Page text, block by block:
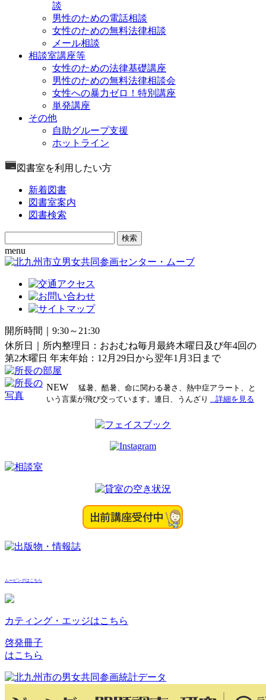
談
男性のための電話相談
女性のための無料法律相談
メール相談
相談室講座等
女性のための法律基礎講座
男性のための無料法律相談会
女性への暴力ゼロ！特別講座
単発講座
その他
自助グループ支援
ホットライン
図書室を利用したい方
新着図書
図書室案内
図書検索
Search
for:
menu
開所時間｜9:30～21:30
休所日｜所内整理日：おおむね毎月最終木曜日及び年4回の
第2木曜日 年末年始：12月29日から翌年1月3日まで
NEW
猛暑、酷暑、命に関わる暑さ、熱中症アラート、と
いう言葉が飛び交っています。連日、うんざり ...詳細を見る
ムービングはこちら
カティング・エッジはこちら
啓発冊子
はこちら